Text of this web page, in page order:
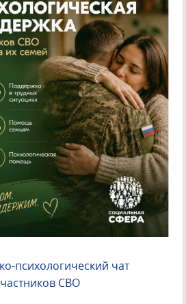
психологический чат
СВО